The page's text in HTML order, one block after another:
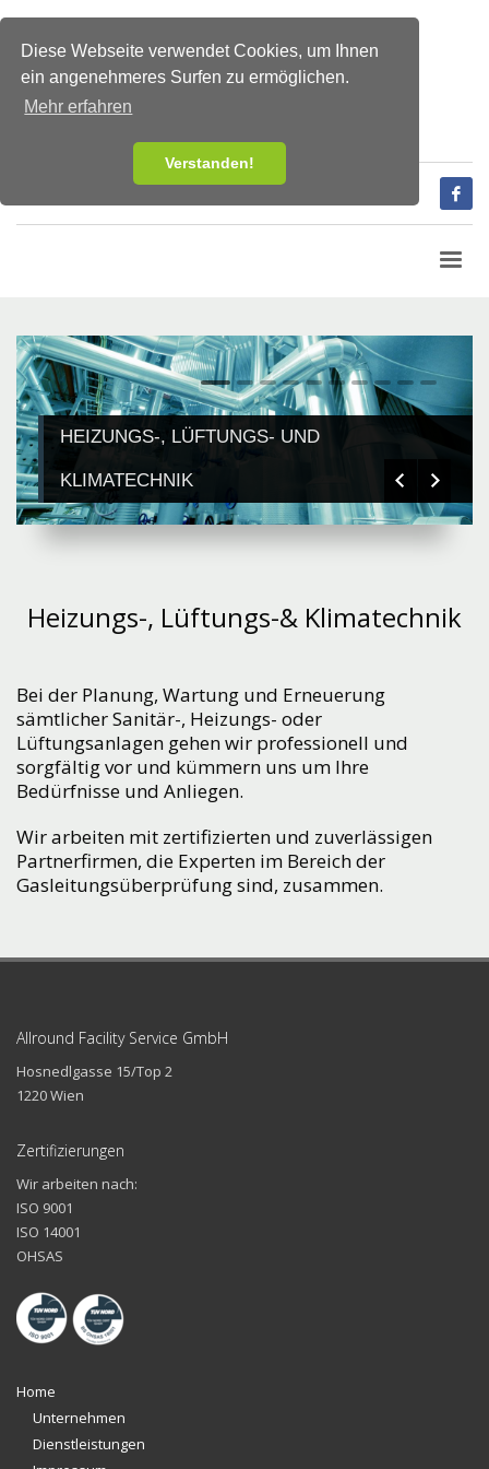
Diese Webseite verwendet Cookies, um Ihnen
ein angenehmeres Surfen zu ermöglichen.
Mehr erfahren
Verstanden!
HEIZUNGS-, LÜFTUNGS- UND
KLIMATECHNIK
1 2 3 4 5 6 7 8 9
Heizungs-, Lüftungs-& Klimatechnik
Bei der Planung, Wartung und Erneuerung
sämtlicher Sanitär-, Heizungs- oder
Lüftungsanlagen gehen wir professionell und
sorgfältig vor und kümmern uns um Ihre
Bedürfnisse und Anliegen.
Wir arbeiten mit zertifizierten und zuverlässigen
Partnerfirmen, die Experten im Bereich der
Gasleitungsüberprüfung sind, zusammen.
Allround Facility Service GmbH
Hosnedlgasse 15/Top 2
1220 Wien
Zertifizierungen
Wir arbeiten nach:
ISO 9001
ISO 14001
OHSAS
Home
Unternehmen
Dienstleistungen